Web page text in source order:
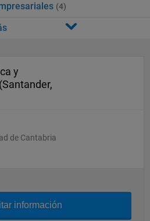
(4)
y
de Cantabria
información